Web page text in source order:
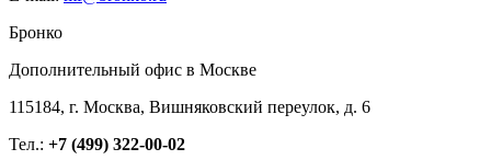
Бронко
Дополнительный офис в Москве
115184, г. Москва, Вишняковский переулок, д. 6
Тел.: +7 (499) 322-00-02